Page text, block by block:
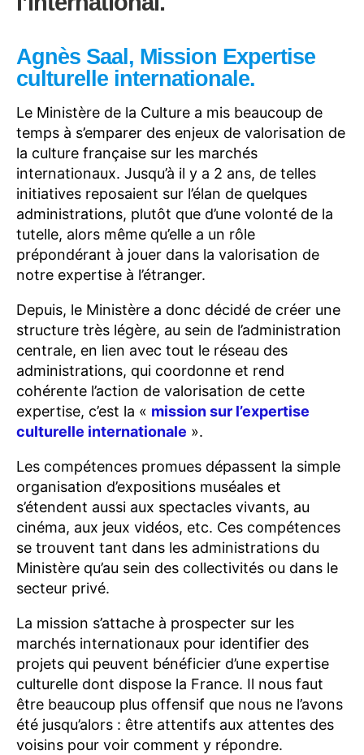
Agnès Saal, Mission Expertise
culturelle internationale.
Le Ministère de la Culture a mis beaucoup de
temps à s’emparer des enjeux de valorisation de
la culture française sur les marchés
internationaux. Jusqu’à il y a 2 ans, de telles
initiatives reposaient sur l’élan de quelques
administrations, plutôt que d’une volonté de la
tutelle, alors même qu’elle a un rôle
prépondérant à jouer dans la valorisation de
notre expertise à l’étranger.
Depuis, le Ministère a donc décidé de créer une
structure très légère, au sein de l’administration
centrale, en lien avec tout le réseau des
administrations, qui coordonne et rend
cohérente l’action de valorisation de cette
expertise, c’est la « mission sur l’expertise
culturelle internationale ».
Les compétences promues dépassent la simple
organisation d’expositions muséales et
s’étendent aussi aux spectacles vivants, au
cinéma, aux jeux vidéos, etc. Ces compétences
se trouvent tant dans les administrations du
Ministère qu’au sein des collectivités ou dans le
secteur privé.
La mission s’attache à prospecter sur les
marchés internationaux pour identifier des
projets qui peuvent bénéficier d’une expertise
culturelle dont dispose la France. Il nous faut
être beaucoup plus offensif que nous ne l’avons
été jusqu’alors : être attentifs aux attentes des
voisins pour voir comment y répondre.